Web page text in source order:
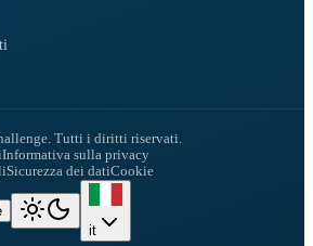
Tutti i diritti riservati.
Informativa sulla privacy
Sicurezza dei datiCookie
it